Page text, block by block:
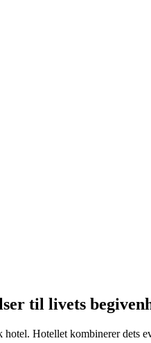
til livets
Hotellet kombinerer dets